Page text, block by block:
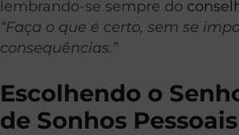
lembrando-se sempre do
“Faça o que é certo, sem se
consequências.”
Escolhendo o
de Sonhos Pessoais